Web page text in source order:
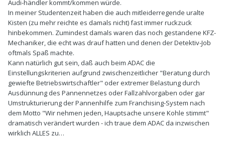
Audi-händler kommt/kommen würde.
In meiner Studentenzeit haben die auch mitleiderregende uralte
Kisten (zu mehr reichte es damals nicht) fast immer ruckzuck
hinbekommen. Zumindest damals waren das noch gestandene KFZ-
Mechaniker, die echt was drauf hatten und denen der Detektiv-Job
oftmals Spaß machte.
Kann natürlich gut sein, daß auch beim ADAC die
Einstellungskriterien aufgrund zwischenzeitlicher "Beratung durch
gewiefte Betriebswirtschaftler" oder extremer Belastung durch
Ausdünnung des Pannennetzes oder Fallzahlvorgaben oder gar
Umstrukturierung der Pannenhilfe zum Franchising-System nach
dem Motto "Wir nehmen jeden, Hauptsache unsere Kohle stimmt"
dramatisch verändert wurden - ich traue dem ADAC da inzwischen
wirklich ALLES zu…